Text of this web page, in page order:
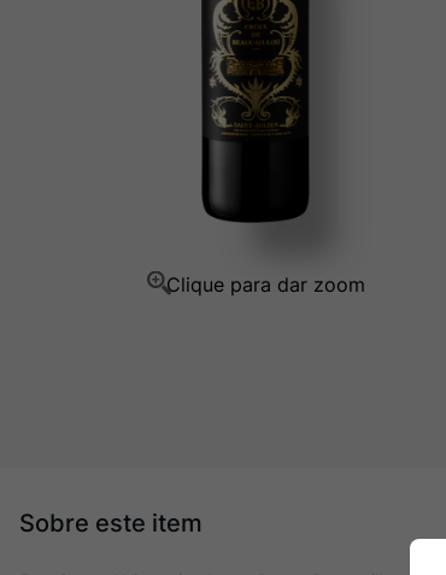
Champagne